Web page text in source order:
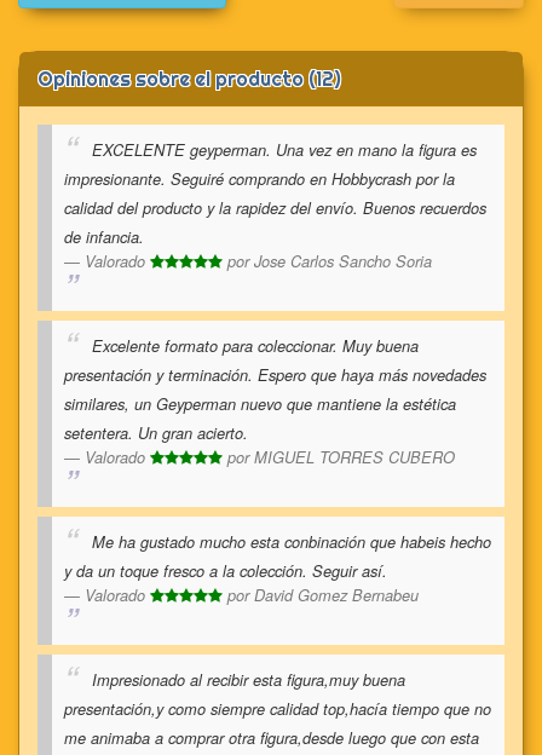
Opiniones sobre el producto (12)
EXCELENTE geyperman. Una vez en mano la figura es
impresionante. Seguiré comprando en Hobbycrash por la
calidad del producto y la rapidez del envío. Buenos recuerdos
de infancia.
Valorado
porJose Carlos Sancho Soria
Excelente formato para coleccionar. Muy buena
presentación y terminación. Espero que haya más novedades
similares, un Geyperman nuevo que mantiene la estética
setentera. Un gran acierto.
Valorado
porMIGUEL TORRES CUBERO
Me ha gustado mucho esta conbinación que habeis hecho
y da un toque fresco a la colección. Seguir así.
Valorado
porDavid Gomez Bernabeu
Impresionado al recibir esta figura,muy buena
presentación,y como siempre calidad top,hacía tiempo que no
me animaba a comprar otra figura,desde luego que con esta